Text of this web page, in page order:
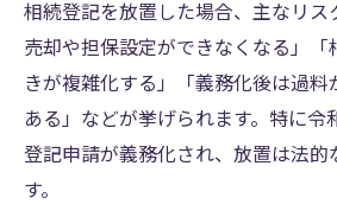
相続登記を放置した場合、主なリス
売却や担保設定ができなくなる」「
きが複雑化する」「義務化後は過料
ある」などが挙げられます。特に令
登記申請が義務化され、放置は法的
す。